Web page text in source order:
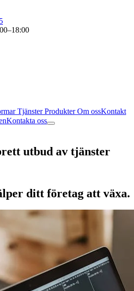
TjänsterProdukterOm ossKontakt
Kontakta oss
utbud av tjänster
ditt företag att växa.